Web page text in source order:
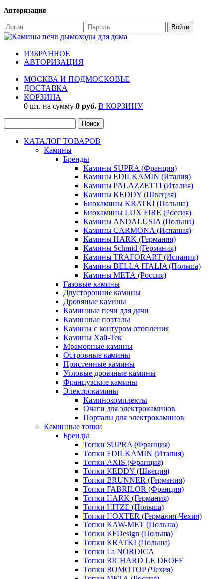
Авторизация
ИЗБРАННОЕ
АВТОРИЗАЦИЯ
МОСКВА И ПОДМОСКОВЬЕ
ДОСТАВКА
КОРЗИНА
0 шт. на сумму 0 руб. В КОРЗИНУ
КАТАЛОГ ТОВАРОВ
Камины
Бренды
Камины SUPRA (Франция)
Камины EDILKAMIN (Италия)
Камины PALAZZETTI (Италия)
Камины KEDDY (Швеция)
Биокамины KRATKI (Польша)
Биокамины LUX FIRE (Россия)
Камины ANDALUSIA (Польша)
Камины CARMONA (Испания)
Камины HARK (Германия)
Камины Schmid (Германия)
Камины TRAFORART (Испания)
Камины BELLA ITALIA (Польша)
Камины МЕТА (Россия)
Газовые камины
Двусторонние камины
Дровяные камины
Каминные печи для дачи
Каминные порталы
Камины с контуром отопления
Камины Хай-Тек
Мраморные камины
Островные камины
Пристенные камины
Угловые дровяные камины
Французские камины
Электрокамины
Каминокомплекты
Очаги для электрокаминов
Порталы для электрокаминов
Каминные топки
Бренды
Топки SUPRA (Франция)
Топки EDILKAMIN (Италия)
Топки AXIS (Франция)
Топки KEDDY (Швеция)
Топки BRUNNER (Германия)
Топки FABRILOR (Франция)
Топки HARK (Германия)
Топки HITZE (Польша)
Топки HOXTER (Германия-Чехия)
Топки KAW-MET (Польша)
Топки KFDesign (Польша)
Топки KRATKI (Польша)
Топки La NORDICA
Топки RICHARD LE DROFF
Топки ROMOTOP (Чехия)